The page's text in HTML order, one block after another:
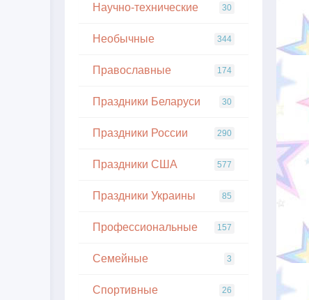
Научно-технические 30
Необычные 344
Православные 174
Праздники Беларуси 30
Праздники России 290
Праздники США 577
Праздники Украины 85
Профессиональные 157
Семейные 3
Спортивные 26